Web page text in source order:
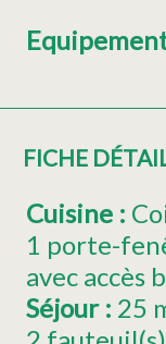
FICHE
Cuisine :
1 porte-
avec accès
Séjour : 25